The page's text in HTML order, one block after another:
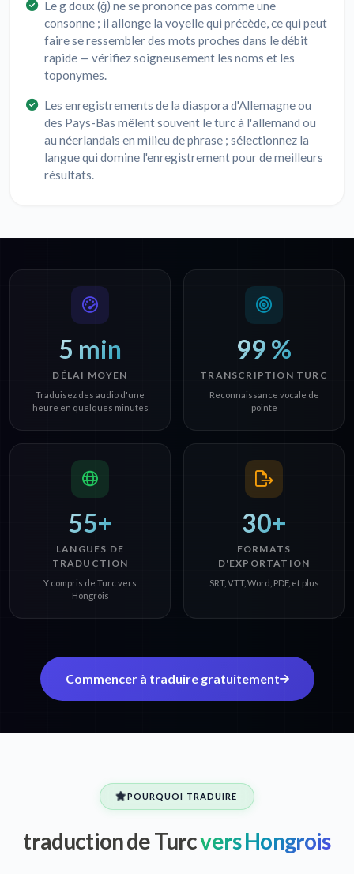
Le g doux (ğ) ne se prononce pas comme une
consonne ; il allonge la voyelle qui précède, ce qui peut
faire se ressembler des mots proches dans le débit
rapide — vérifiez soigneusement les noms et les
toponymes.
Les enregistrements de la diaspora d'Allemagne ou
des Pays-Bas mêlent souvent le turc à l'allemand ou
au néerlandais en milieu de phrase ; sélectionnez la
langue qui domine l'enregistrement pour de meilleurs
résultats.
5 min
DÉLAI MOYEN
Traduisez des audio d'une
heure en quelques minutes
99 %
TRANSCRIPTION TURC
Reconnaissance vocale de
pointe
55+
LANGUES DE
TRADUCTION
Y compris de Turc vers
Hongrois
30+
FORMATS
D'EXPORTATION
SRT, VTT, Word, PDF, et plus
Commencer à traduire gratuitement
POURQUOI TRADUIRE
traduction de Turcvers Hongrois